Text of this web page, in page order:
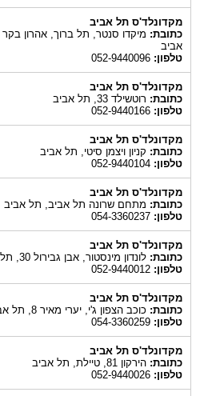
מקדונלד'ס תל אביב
כתובת:
אביב
טלפון:052-9440096
מקדונלד'ס תל אביב
כתובת:רוטשילד 33, תל אביב
טלפון:052-9440166
מקדונלד'ס תל אביב
כתובת:קניון ויצמן סיטי, תל אביב
טלפון:052-9440104
מקדונלד'ס תל אביב
כתובת:מתחם שרונה תל אביב, תל אביב
טלפון:054-3360237
מקדונלד'ס תל אביב
כתובת:לונדון מינסטור, אבן גבירול 30, תל אביב
טלפון:052-9440012
מקדונלד'ס תל אביב
כתובת:כוכב הצפון ג'י, יערי מאיר 8, תל אביב
טלפון:054-3360259
מקדונלד'ס תל אביב
כתובת:הירקון 81, טיילת, תל אביב
טלפון:052-9440026